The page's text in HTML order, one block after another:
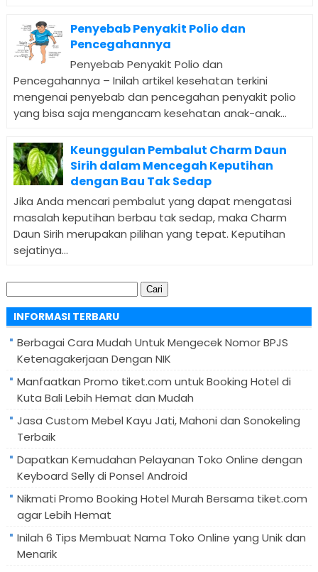
Penyebab Penyakit Polio dan
Pencegahannya
Penyebab Penyakit Polio dan
Pencegahannya – Inilah artikel kesehatan terkini
mengenai penyebab dan pencegahan penyakit polio
yang bisa saja mengancam kesehatan anak-anak...
Keunggulan Pembalut Charm Daun
Sirih dalam Mencegah Keputihan
dengan Bau Tak Sedap
Jika Anda mencari pembalut yang dapat mengatasi
masalah keputihan berbau tak sedap, maka Charm
Daun Sirih merupakan pilihan yang tepat. Keputihan
sejatinya...
Cari
untuk:
INFORMASI TERBARU
Berbagai Cara Mudah Untuk Mengecek Nomor BPJS
Ketenagakerjaan Dengan NIK
Manfaatkan Promo tiket.com untuk Booking Hotel di
Kuta Bali Lebih Hemat dan Mudah
Jasa Custom Mebel Kayu Jati, Mahoni dan Sonokeling
Terbaik
Dapatkan Kemudahan Pelayanan Toko Online dengan
Keyboard Selly di Ponsel Android
Nikmati Promo Booking Hotel Murah Bersama tiket.com
agar Lebih Hemat
Inilah 6 Tips Membuat Nama Toko Online yang Unik dan
Menarik